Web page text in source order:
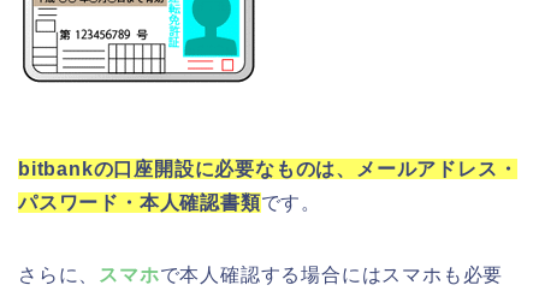
bitbankの口座開設に必要なものは、メールアドレス・
パスワード・本人確認書類です。
さらに、 スマホで本人確認する場合にはスマホも必要